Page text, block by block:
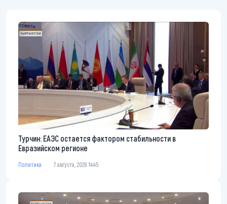
Турчин: ЕАЭС остается фактором стабильности в
Евразийском регионе
Политика 7 августа, 2026 14:45